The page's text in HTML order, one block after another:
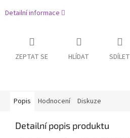
Detailní informace
ZEPTAT SE HLÍDAT SDÍLET
Popis Hodnocení Diskuze
Detailní popis produktu